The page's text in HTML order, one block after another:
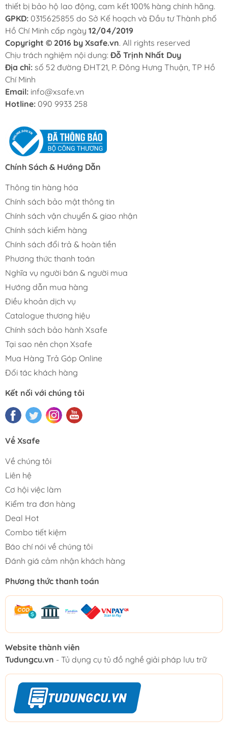
thiết bị bảo hộ lao động, cam kết 100% hàng chính hãng.
GPKD: 0315625855 do Sở Kế hoạch và Đầu tư Thành phố
Hồ Chí Minh cấp ngày 12/04/2019
Copyright © 2016 by Xsafe.vn. All rights reserved
Chịu trách nghiệm nội dung: Đỗ Trịnh Nhất Duy
Địa chỉ: số 52 đường ĐHT21, P. Đông Hưng Thuận, TP Hồ
Chí Minh
Email: info@xsafe.vn
Hotline: 090 9933 258
Chính Sách & Hướng Dẫn
Thông tin hàng hóa
Chính sách bảo mật thông tin
Chính sách vận chuyển & giao nhận
Chính sách kiểm hàng
Chính sách đổi trả & hoàn tiền
Phương thức thanh toán
Nghĩa vụ người bán & người mua
Hướng dẫn mua hàng
Điều khoản dịch vụ
Catalogue thương hiệu
Chính sách bảo hành Xsafe
Tại sao nên chọn Xsafe
Mua Hàng Trả Góp Online
Đối tác khách hàng
Kết nối với chúng tôi
Về Xsafe
Về chúng tôi
Liên hệ
Cơ hội việc làm
Kiểm tra đơn hàng
Deal Hot
Combo tiết kiệm
Báo chí nói về chúng tôi
Đánh giá cảm nhận khách hàng
Phương thức thanh toán
Website thành viên
Tudungcu.vn - Tủ dụng cụ tủ đồ nghề giải pháp lưu trữ